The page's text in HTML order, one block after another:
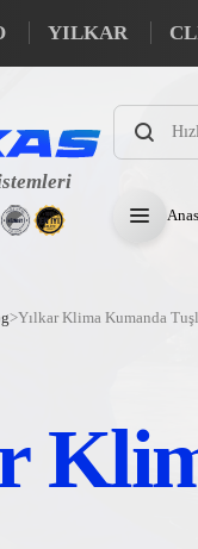
YILKAR
Products
search
>Yılkar Klima Kumanda